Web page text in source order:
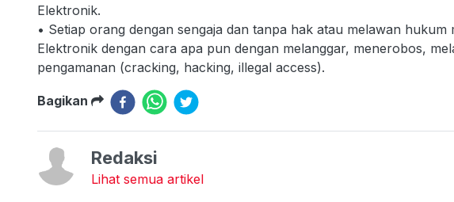
Elektronik.
• Setiap orang dengan sengaja dan tanpa hak atau melawan
Elektronik dengan cara apa pun dengan melanggar, menerobos,
pengamanan (cracking, hacking, illegal access).
Bagikan
Redaksi
Lihat semua artikel